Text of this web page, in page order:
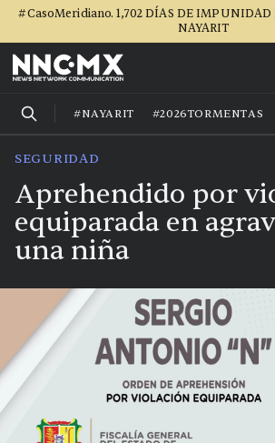
#CasoMeridiano. 1,702 DÍAS DE
NAYARIT
#NAYARIT #2026TORMENTAS
SEGURIDAD
Aprehendido por
equiparada en
una niña